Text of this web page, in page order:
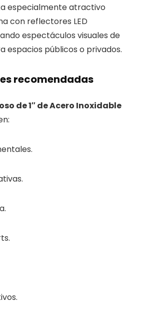
especialmente atractivo
con reflectores LED
espectáculos visuales de
espacios públicos o privados.
recomendadas
de 1″ de Acero Inoxidable